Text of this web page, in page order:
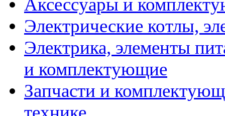
Аксессуары и
Электрические котлы,
Электрика, элементы
и комплектующие
Запчасти и